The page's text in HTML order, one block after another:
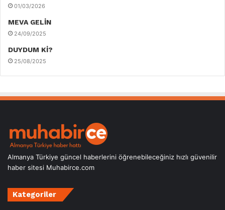
01/03/2026
MEVA GELİN
24/09/2025
DUYDUM Kİ?
25/08/2025
Almanya Türkiye güncel haberlerini öğrenebileceğiniz hızlı güvenilir
haber sitesi Muhabirce.com
Kategoriler